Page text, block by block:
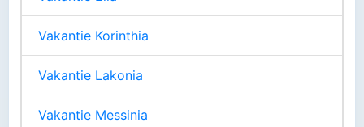
Vakantie Korinthia
Vakantie Lakonia
Vakantie Messinia